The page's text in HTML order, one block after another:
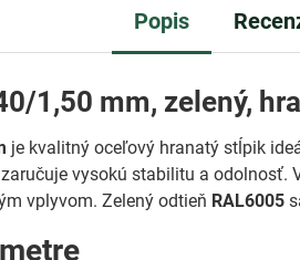
Popis
1,50 mm, zelený,
je kvalitný oceľový hranatý stĺpik
zaručuje vysokú stabilitu a odolnosť.
vplyvom. Zelený odtieň RAL6005